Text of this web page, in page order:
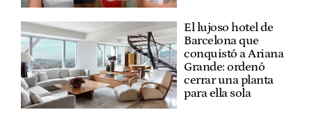
El lujoso hotel de
Barcelona que
conquistó a Ariana
Grande: ordenó
cerrar una planta
para ella sola